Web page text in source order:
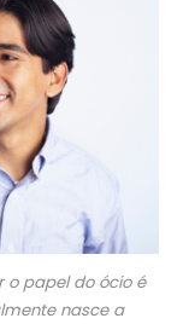
o papel do ócio é
nasce a